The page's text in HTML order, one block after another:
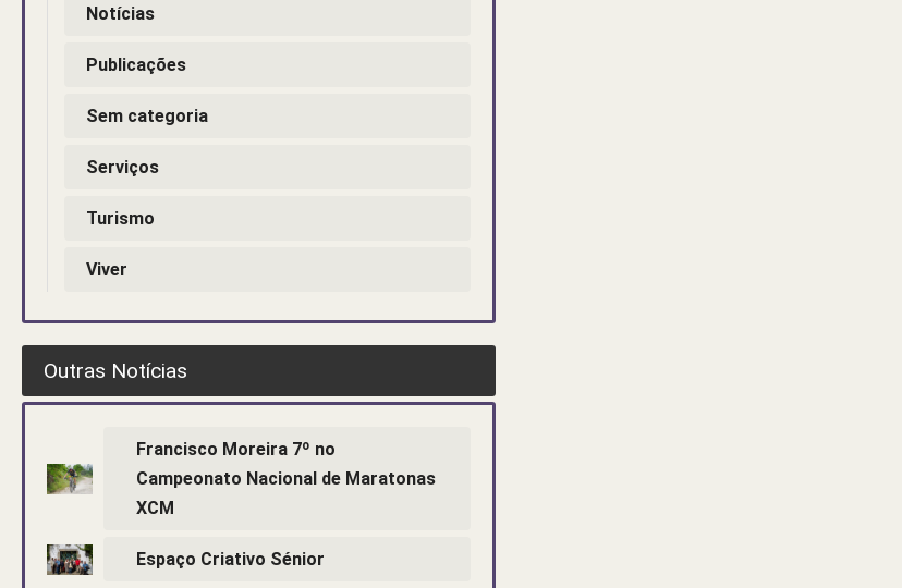
Notícias
Publicações
Sem categoria
Serviços
Turismo
Viver
Outras Notícias
Francisco Moreira 7º no
Campeonato Nacional de Maratonas
XCM
Espaço Criativo Sénior